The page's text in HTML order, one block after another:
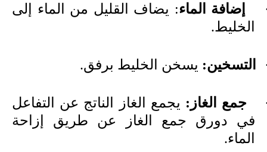
إضافة الماء: يضاف القليل من الماء إلى
الخليط.
التسخين: يسخن الخليط برفق.
جمع الغاز: يجمع الغاز الناتج عن التفاعل
في دورق جمع الغاز عن طريق إزاحة
الماء.